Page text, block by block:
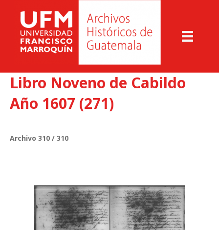
Libro Noveno de Cabildo
Año 1607 (271)
Archivo 310 / 310